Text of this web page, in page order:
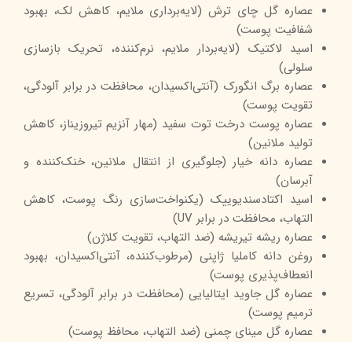
عصاره گل چای ترش (لایه‌برداری ملایم، کاهش لک، بهبود
شفافیت پوست)
اسید لاکتیک (لایه‌بردار ملایم، نرم‌کننده، تحریک بازسازی
سلولی)
عصاره برگ انگورک (آنتی‌اکسیدان، محافظت در برابر آلودگی،
تقویت پوست)
عصاره پوست درخت توت سفید (مهار آنزیم تیروزیناز، کاهش
تولید ملانین)
عصاره دانه خیار (جلوگیری از انتقال ملانین، خنک‌کننده و
آبرسان)
اسید اکتادسندیوییک (یکنواخت‌سازی رنگ پوست، کاهش
التهاب، محافظت در برابر UV)
عصاره ریشه تیریشه (ضد التهاب، تقویت کلاژن)
روغن دانه کاملیا ژاپنی (مرطوب‌کننده، آنتی‌اکسیدان، بهبود
انعطاف‌پذیری پوست)
عصاره گل جاوید ایتالیایی (محافظت در برابر آلودگی، تسریع
ترمیم پوست)
عصاره گل مینای چمنی (ضد التهاب، محافظ پوست)